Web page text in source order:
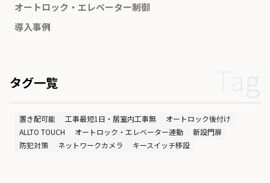
オートロック・エレベーター制御
導入事例
タグ一覧 Tag
置き配可能 工事最短1日・居室内工事無
オートロック後付け
ALLTO TOUCH
オートロック・エレベーター連動
新設門扉
防犯対策
ネットワークカメラ キースイッチ移設